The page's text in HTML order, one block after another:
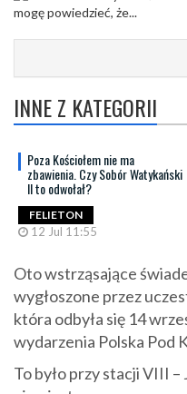
INNE Z KATEGORII
Poza Kościołem nie ma
zbawienia. Czy Sobór Watykański
II to odwołał?
FELIETON
12 Jul 11:55
Oto wstrząsające
wygłoszone przez
która odbyła się 14
wydarzenia Polska Pod
To było przy stacji VIII –